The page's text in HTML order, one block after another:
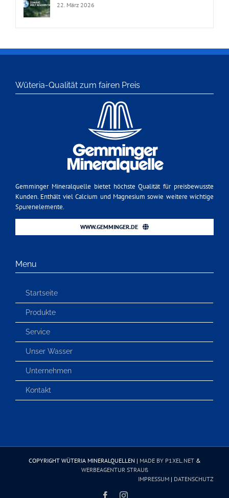
22. März 2026
Wüteria-Qualität zum fairen Preis
Gemminger Mineralquelle bietet höchste Qualität für preisbewusste
Kunden. Enthält viel Calcium und Magnesium sowie weitere wichtige
Spurenelemente.
WWW.GEMMINGER.DE
Menu
Startseite
Produkte
Service
Unser Wasser
Unternehmen
Kontakt
COPYRIGHT WÜTERIA MINERALQUELLEN | MADE BY P1XEL.NET&
WERBEAGENTUR STRAUß
IMPRESSUM | DATENSCHUTZ
FacebookInstagram